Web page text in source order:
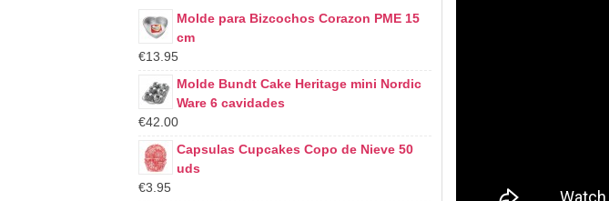
Molde para Bizcochos Corazon PME 15
cm
€13.95
Molde Bundt Cake Heritage mini Nordic
Ware 6 cavidades
€42.00
Capsulas Cupcakes Copo de Nieve 50
uds
€3.95